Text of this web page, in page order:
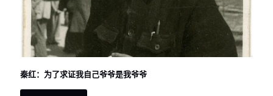
秦红：为了求证我自己爷爷是我爷爷